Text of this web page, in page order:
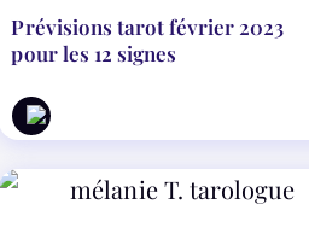
Prévisions tarot février 2023
pour les 12 signes